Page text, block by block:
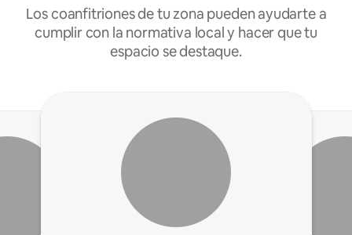
Los coanfitriones de tu zona pueden ayudarte a
cumplir con la normativa local y hacer que tu
espacio se destaque.